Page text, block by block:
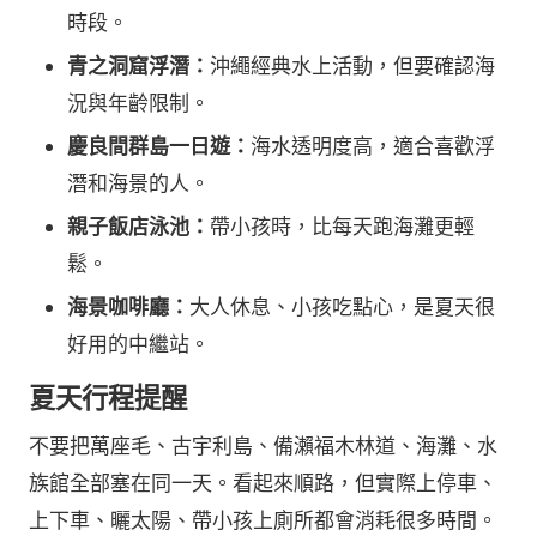
時段。
青之洞窟浮潛： 沖繩經典水上活動，但要確認海
況與年齡限制。
慶良間群島一日遊： 海水透明度高，適合喜歡浮
潛和海景的人。
親子飯店泳池： 帶小孩時，比每天跑海灘更輕
鬆。
海景咖啡廳： 大人休息、小孩吃點心，是夏天很
好用的中繼站。
夏天行程提醒
不要把萬座毛、古宇利島、備瀨福木林道、海灘、水
族館全部塞在同一天。看起來順路，但實際上停車、
上下車、曬太陽、帶小孩上廁所都會消耗很多時間。